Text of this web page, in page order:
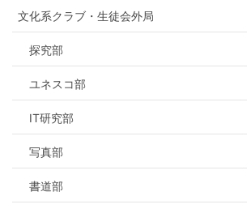
文化系クラブ・生徒会外局
探究部
ユネスコ部
IT研究部
写真部
書道部